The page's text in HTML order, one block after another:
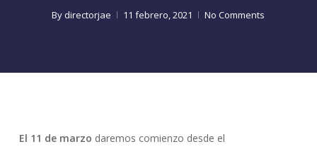
By directorjae 11 febrero, 2021 No Comments
El 11 de marzo daremos comienzo desde el